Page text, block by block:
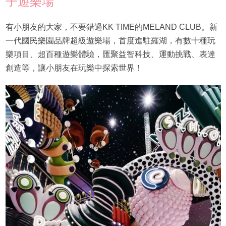
有小朋友的大家，不要錯過KK TIME的MELAND CLUB。新
一代國民樂園品牌超級遊樂場，首度進駐羅湖，有數十種玩
樂項目、超百種遊樂體驗，匯聚益智科技、運動挑戰、表達
創造等，讓小朋友在玩樂中探索世界！